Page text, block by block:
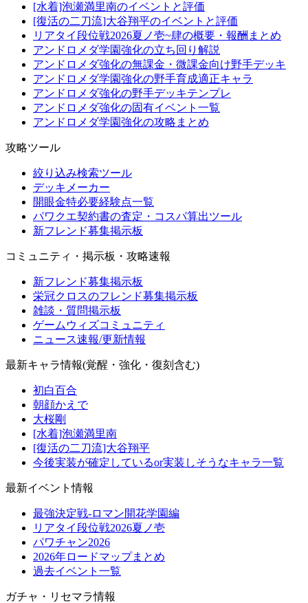
[水着]泡瀬満里南のイベントと評価
[復活の二刀流]大谷翔平のイベントと評価
リアタイ段位戦2026夏ノ壱~肆の概要・報酬まとめ
アンドロメダ学園強化の立ち回り解説
アンドロメダ強化の無課金・微課金向け野手デッキ
アンドロメダ学園強化の野手育成適正キャラ
アンドロメダ強化の野手デッキテンプレ
アンドロメダ強化の固有イベント一覧
アンドロメダ学園強化の攻略まとめ
攻略ツール
絞り込み検索ツール
デッキメーカー
開眼金特必要経験点一覧
パワクエ契約書の査定・コスパ算出ツール
新フレンド募集掲示板
コミュニティ・掲示板・攻略速報
新フレンド募集掲示板
栄冠クロスのフレンド募集掲示板
雑談・質問掲示板
ゲームウィズコミュニティ
ニュース速報/更新情報
最新キャラ情報(覚醒・強化・復刻含む)
初白百合
朝顔かえで
大桜剛
[水着]泡瀬満里南
[復活の二刀流]大谷翔平
今後実装が確定しているor実装しそうなキャラ一覧
最新イベント情報
最強決定戦-ロマン開花学園編
リアタイ段位戦2026夏ノ壱
パワチャン2026
2026年ロードマップまとめ
過去イベント一覧
ガチャ・リセマラ情報